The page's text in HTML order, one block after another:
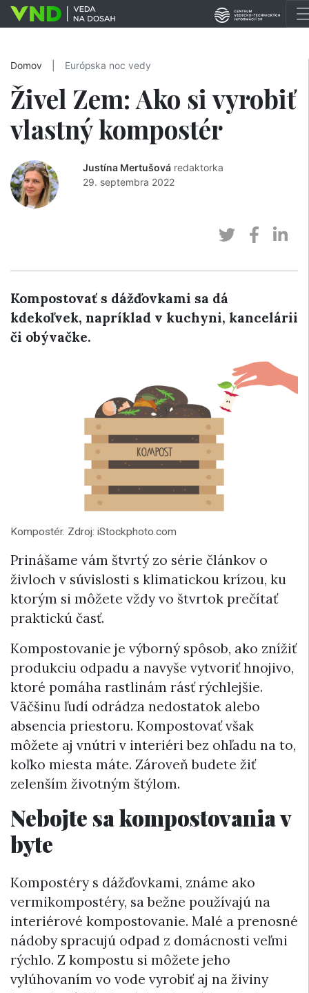
Domov Európska noc vedy
Živel Zem: Ako si vyrobiť
vlastný kompostér
Justína Mertušová redaktorka
29. septembra 2022
Kompostovať s dážďovkami sa dá
kdekoľvek, napríklad v kuchyni, kancelárii
či obývačke.
Kompostér. Zdroj: iStockphoto.com
Prinášame vám štvrtý zo série článkov o
živloch v súvislosti s klimatickou krízou, ku
ktorým si môžete vždy vo štvrtok prečítať
praktickú časť.
Kompostovanie je výborný spôsob, ako znížiť
produkciu odpadu a navyše vytvoriť hnojivo,
ktoré pomáha rastlinám rásť rýchlejšie.
Väčšinu ľudí odrádza nedostatok alebo
absencia priestoru. Kompostovať však
môžete aj vnútri v interiéri bez ohľadu na to,
koľko miesta máte. Zároveň budete žiť
zelenším životným štýlom.
Nebojte sa kompostovania v
byte
Kompostéry s dážďovkami, známe ako
vermikompostéry, sa bežne používajú na
interiérové kompostovanie. Malé a prenosné
nádoby spracujú odpad z domácnosti veľmi
rýchlo. Z kompostu si môžete jeho
vylúhovaním vo vode vyrobiť aj na živiny